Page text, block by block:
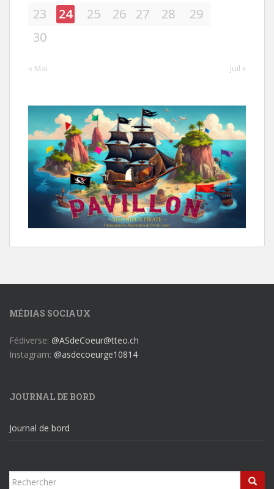
23
24 25 26 27 28
29
30
« Mai Juil »
MÉDIAS SOCIAUX
Fédiverse: @ASdeCoeur@tteo.ch
Instagram: @asdecoeurge10814
JOURNAL DE BORD
Journal de bord
Rechercher...